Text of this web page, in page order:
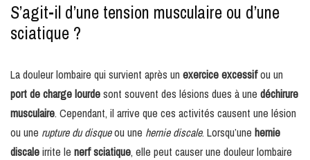
S’agit-il d’une tension musculaire ou d’une
sciatique ?
La douleur lombaire qui survient après un exercice excessifou un
port de charge lourdesont souvent des lésions dues à une déchirure
musculaire. Cependant, il arrive que ces activités causent une lésion
ou une rupture du disqueou une hernie discale. Lorsqu’une hernie
discaleirrite le nerf sciatique, elle peut causer une douleur lombaire